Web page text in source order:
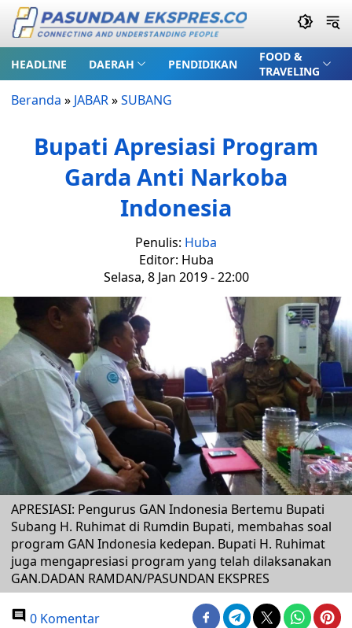
HEADLINE DAERAH PENDIDIKAN
FOOD &
TRAVELING
Beranda » JABAR»SUBANG
Bupati Apresiasi Program
Garda Anti Narkoba
Indonesia
Penulis: Huba
Editor: Huba
Selasa, 8 Jan 2019 - 22:00
APRESIASI: Pengurus GAN Indonesia Bertemu Bupati
Subang H. Ruhimat di Rumdin Bupati, membahas soal
program GAN Indonesia kedepan. Bupati H. Ruhimat
juga mengapresiasi program yang telah dilaksanakan
GAN.DADAN RAMDAN/PASUNDAN EKSPRES
0 Komentar